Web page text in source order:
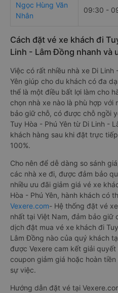
Ngọc Hùng Văn
Nhân
09:30 -
Cách đặt vé xe khách đi
Linh - Lâm Đồng nhanh và
Việc có rất nhiều nhà xe Di Linh
Yên giúp cho du khách có đa
thể là một điều bất lợi làm cho
chọn nhà xe nào là phù hợp với
bảo giữ chỗ, có được chỗ ngồi
Tuy Hòa - Phú Yên từ Di Linh -
khách hàng sau khi đặt trực
100%.
Cho nên để dễ dàng so sánh
các nhà xe đi, được đảm bảo
nhiều ưu đãi giảm giá vé xe
Hòa - Phú Yên, hành khách có
Vexere.com- Hệ thống đặt vé
nhất tại Việt Nam, đảm bảo giữ
dịch đặt mua vé xe khách đi
Lâm Đồng nào của quý khách
được Vexere cam kết giải
coupon giảm giá hoặc hoàn
sự việc.
Hướng dẫn đặt vé tại